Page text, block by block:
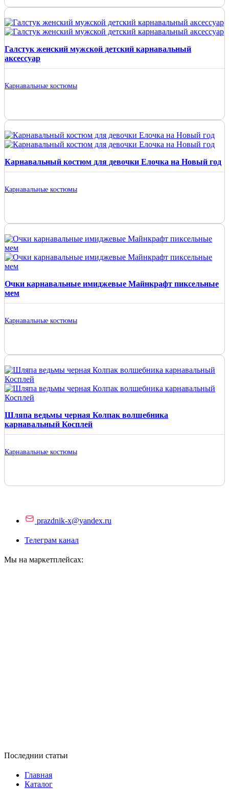
Галстук женский мужской детский карнавальный
аксессуар
Карнавальные костюмы
Карнавальный костюм для девочки Елочка на Новый год
Карнавальные костюмы
Очки карнавальные имиджевые Майнкрафт пиксельные
мем
Карнавальные костюмы
Шляпа ведьмы черная Колпак волшебника
карнавальный Косплей
Карнавальные костюмы
prazdnik-x@yandex.ru
Телеграм канал
Мы на маркетплейсах:
Последнии статьи
Главная
Каталог